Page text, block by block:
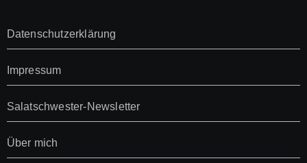
Datenschutzerklärung
Impressum
Salatschwester-Newsletter
Über mich